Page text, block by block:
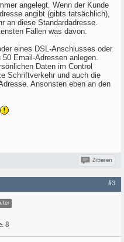
angelegt. Wenn der Kunde
angibt (gibts tatsächlich),
an diese Standardadresse.
Fällen was davon.
eines DSL-Anschlusses oder
Email-Adressen anlegen.
Daten im Control
Schriftverkehr und auch die
Ansonsten eben an den
Zitieren
#3
8